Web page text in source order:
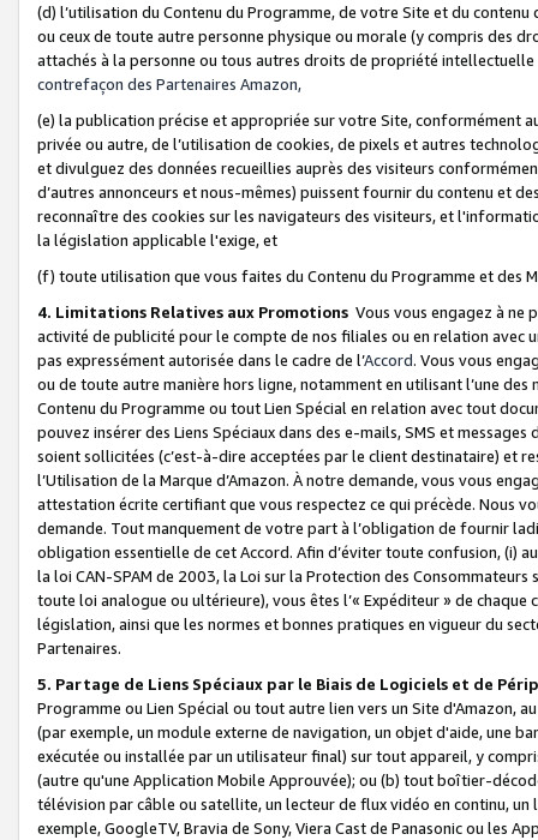
(d) l’utilisation du Contenu du Programme, de votre Site et du
ou ceux de toute autre personne physique ou morale (y compris des
attachés à la personne ou tous autres droits de propriété
contrefaçon des Partenaires Amazon,
(e) la publication précise et appropriée sur votre Site, conformément
privée ou autre, de l’utilisation de cookies, de pixels et autres
et divulguez des données recueillies auprès des visiteurs
d’autres annonceurs et nous-mêmes) puissent fournir du contenu et
reconnaître des cookies sur les navigateurs des visiteurs, et
la législation applicable l'exige, et
(f) toute utilisation que vous faites du Contenu du Programme et des
4. Limitations Relatives aux Promotions Vous vous engagez à ne
activité de publicité pour le compte de nos filiales ou en relation avec
pas expressément autorisée dans le cadre de l’Accord. Vous vous
ou de toute autre manière hors ligne, notamment en utilisant l’une
Contenu du Programme ou tout Lien Spécial en relation avec tout
pouvez insérer des Liens Spéciaux dans des e-mails, SMS et
soient sollicitées (c’est-à-dire acceptées par le client destinataire) et
l’Utilisation de la Marque d’Amazon. À notre demande, vous vous
attestation écrite certifiant que vous respectez ce qui précède. Nous
demande. Tout manquement de votre part à l’obligation de fournir
obligation essentielle de cet Accord. Afin d’éviter toute confusion, (i)
la loi CAN-SPAM de 2003, la Loi sur la Protection des
toute loi analogue ou ultérieure), vous êtes l’« Expéditeur » de
législation, ainsi que les normes et bonnes pratiques en vigueur du
Partenaires.
5. Partage de Liens Spéciaux par le Biais de Logiciels et de
Programme ou Lien Spécial ou tout autre lien vers un Site d'Amazon,
(par exemple, un module externe de navigation, un objet d'aide, une
exécutée ou installée par un utilisateur final) sur tout appareil, y
(autre qu'une Application Mobile Approuvée); ou (b) tout boîtier-
télévision par câble ou satellite, un lecteur de flux vidéo en continu,
exemple, GoogleTV, Bravia de Sony, Viera Cast de Panasonic ou les